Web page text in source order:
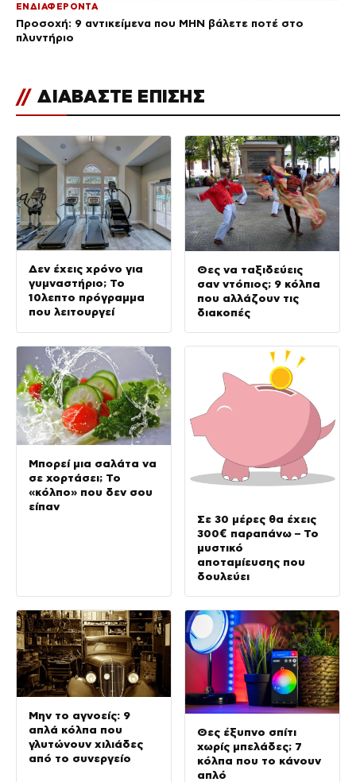
ΕΝΔΙΑΦΕΡΟΝΤΑ
Προσοχή: 9 αντικείμενα που ΜΗΝ βάλετε ποτέ στο
πλυντήριο
// ΔΙΑΒΑΣΤΕ ΕΠΙΣΗΣ
Δεν έχεις χρόνο για
γυμναστήριο; Το
10λεπτο πρόγραμμα
που λειτουργεί
Θες να ταξιδεύεις
σαν ντόπιος; 9 κόλπα
που αλλάζουν τις
διακοπές
Μπορεί μια σαλάτα να
σε χορτάσει; Το
«κόλπο» που δεν σου
είπαν
Σε 30 μέρες θα έχεις
300€ παραπάνω – Το
μυστικό
αποταμίευσης που
δουλεύει
Μην το αγνοείς: 9
απλά κόλπα που
γλυτώνουν χιλιάδες
από το συνεργείο
Θες έξυπνο σπίτι
χωρίς μπελάδες; 7
κόλπα που το κάνουν
απλό